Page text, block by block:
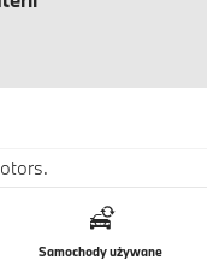
Samochody używane